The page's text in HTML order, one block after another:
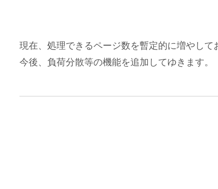
現在、処理できるページ数を暫定的に増やして
今後、負荷分散等の機能を追加してゆきます。